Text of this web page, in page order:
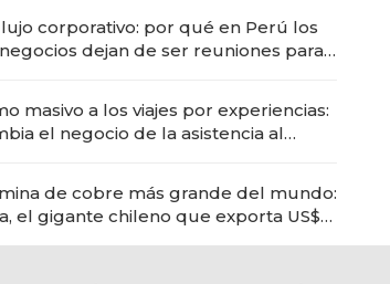
corporativo: por qué en Perú los
dejan de ser reuniones para
masivo a los viajes por experiencias:
el negocio de la asistencia al
de cobre más grande del mundo:
el gigante chileno que exporta US$